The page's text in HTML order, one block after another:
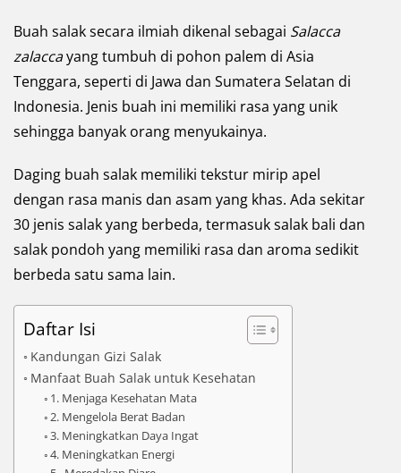
Buah salak secara ilmiah dikenal sebagai Salacca
zalaccayang tumbuh di pohon palem di Asia
Tenggara, seperti di Jawa dan Sumatera Selatan di
Indonesia. Jenis buah ini memiliki rasa yang unik
sehingga banyak orang menyukainya.
Daging buah salak memiliki tekstur mirip apel
dengan rasa manis dan asam yang khas. Ada sekitar
30 jenis salak yang berbeda, termasuk salak bali dan
salak pondoh yang memiliki rasa dan aroma sedikit
berbeda satu sama lain.
Daftar Isi
Kandungan Gizi Salak
Manfaat Buah Salak untuk Kesehatan
1. Menjaga Kesehatan Mata
2. Mengelola Berat Badan
3. Meningkatkan Daya Ingat
4. Meningkatkan Energi